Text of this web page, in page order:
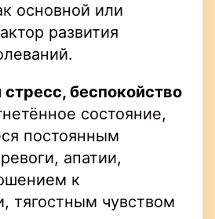
основной или
развития
беспокойство
состояние,
постоянным
апатии,
к
тягостным чувством